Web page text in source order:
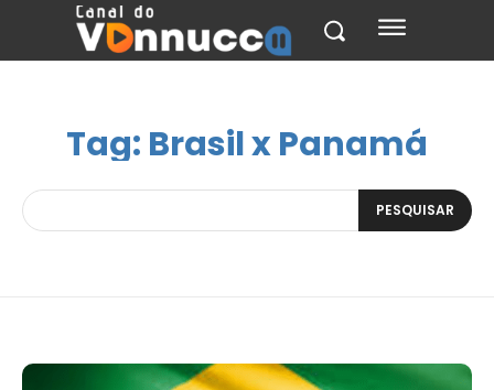
Tag: Brasil x Panamá
PESQUISAR